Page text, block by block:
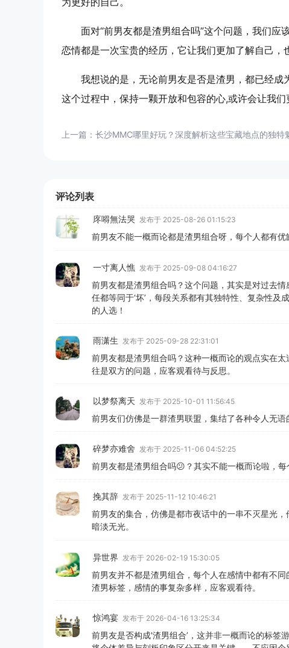
面对“前男友都是渣男组合吗”这个问题，我们
恋情都是一次宝贵的经历，它让我们更加了解自己，
我想说的是，无论前男友是否是渣男，都已经
这个过程中，保持一颗开放和包容的心,或许会让我们
上一篇： 长沙MMC哪里好玩？深度解析这些宝藏地点的独特
评论列表
庝嘚無法哭 发布于 2025-08-26 01:15:23
前男友不能一概而论都是渣男组合呀，每个人都有
一寸离人憔 发布于 2025-09-08 04:16:27
前男友都是渣男组合吗？这个问题，其实是对过去
任都等同于‘坏’，每段关系都有其独特性、复杂性
的人选！
雨潇生 发布于 2025-09-28 22:31:01
前男友都是渣男组合吗？这种一概而论的观点实在
往是双方的问题，应客观看待与反思。
以梦祭离天 发布于 2025-10-01 11:56:45
前男友们仿佛是一群渣男联盟，集结了各种令人无语
碎梦亦难舍 发布于 2025-11-06 04:52:25
前男友都是渣男组合吗😕？其实不能一概而论啦，
挽其辞 发布于 2025-11-12 10:46:21
前男友的集合，仿佛是都市夜话中的一串不灭星光
暗淡无光。
异世界 发布于 2026-02-19 15:30:05
前男友并不都是渣男组合，每个人在感情中都有不
渣男标签，感情的事复杂多样，应客观看待。
惊鸿宴 发布于 2026-04-16 13:25:34
前男友是否构成'渣男组合’，这并非一概而论的标签